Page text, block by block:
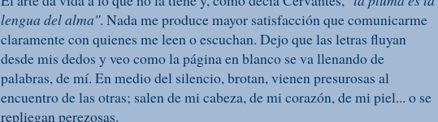
lengua del alma". Nada me produce mayor satisfacción que comunicarme
claramente con quienes me leen o escuchan. Dejo que las letras fluyan
desde mis dedos y veo como la página en blanco se va llenando de
palabras, de mí. En medio del silencio, brotan, vienen presurosas al
encuentro de las otras; salen de mi cabeza, de mi corazón, de mi piel... o se
repliegan perezosas.